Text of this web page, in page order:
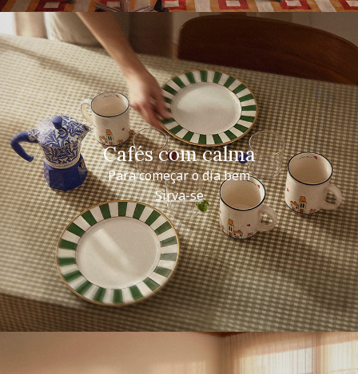
Cafés com calma
Para começar o dia bem
Sirva-se